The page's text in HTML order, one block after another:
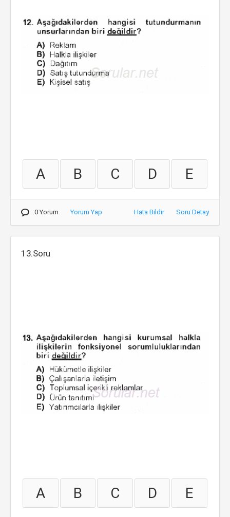
A B C D E
0 Yorum Yorum Yap Hata Bildir Soru Detay
13.Soru
A B C D E